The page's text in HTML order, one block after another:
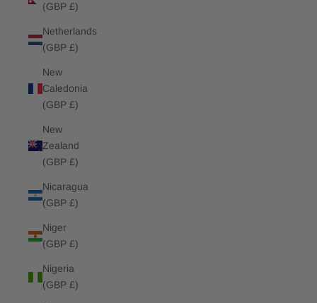
(GBP £)
Netherlands
(GBP £)
New
Caledonia
(GBP £)
New
Zealand
(GBP £)
Nicaragua
(GBP £)
Niger
(GBP £)
Nigeria
(GBP £)